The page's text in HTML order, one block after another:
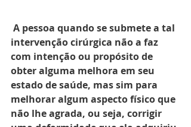
A pessoa quando se submete a tal
intervenção cirúrgica não a faz
com intenção ou propósito de
obter alguma melhora em seu
estado de saúde, mas sim para
melhorar algum aspecto físico que
não lhe agrada, ou seja, corrigir